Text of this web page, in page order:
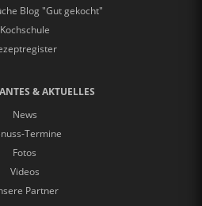
Blog "Gut gekocht"
Kochschule
& AKTUELLES
News
Termine
Fotos
Videos
Partner